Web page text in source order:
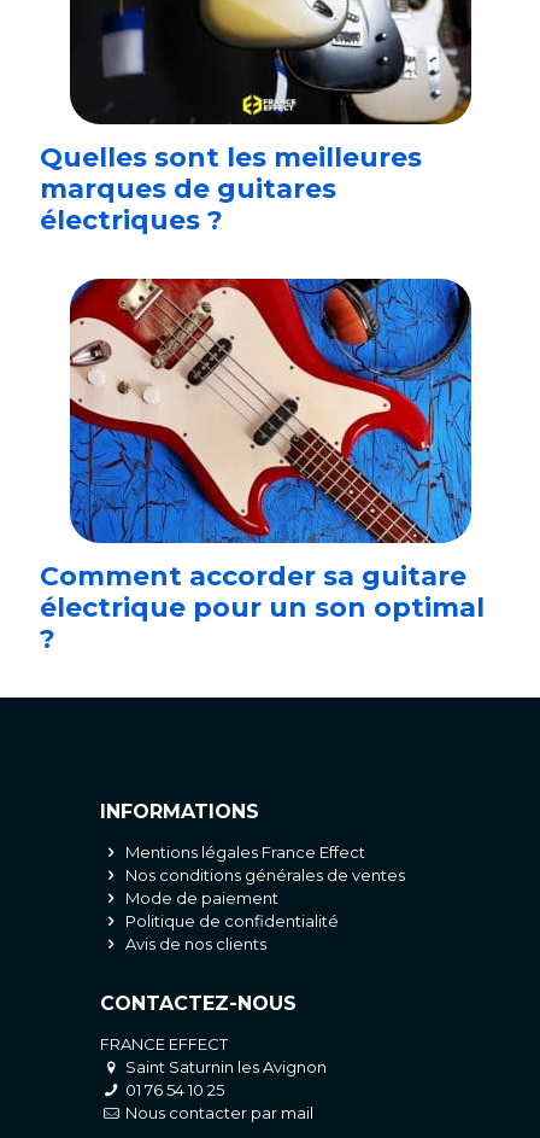
Quelles sont les meilleures
marques de guitares
électriques ?
Comment accorder sa guitare
électrique pour un son optimal
?
INFORMATIONS
Mentions légales France Effect
Nos conditions générales de ventes
Mode de paiement
Politique de confidentialité
Avis de nos clients
CONTACTEZ-NOUS
FRANCE EFFECT
Saint Saturnin les Avignon
01 76 54 10 25
Nous contacter par mail